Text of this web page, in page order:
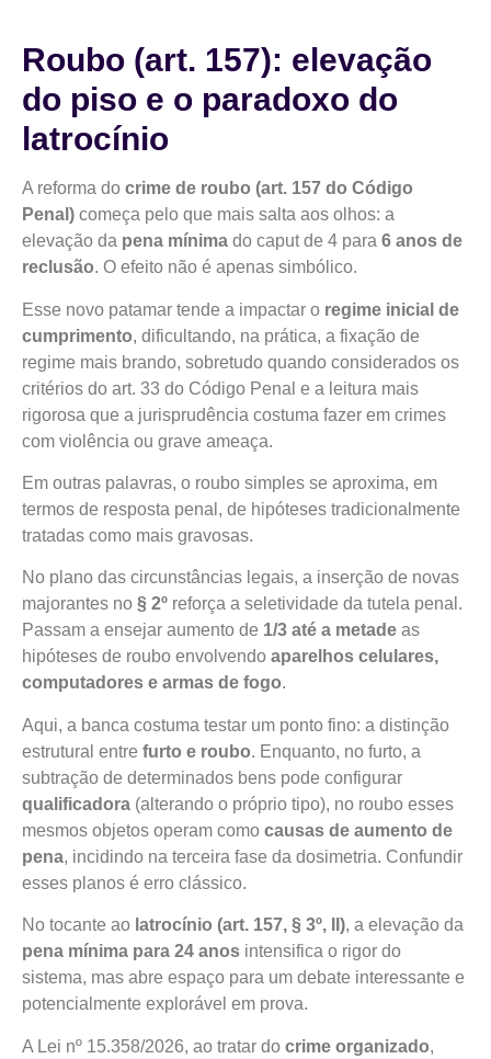
Roubo (art. 157): elevação
do piso e o paradoxo do
latrocínio
A reforma do crime de roubo (art. 157 do Código
Penal) começa pelo que mais salta aos olhos: a
elevação da pena mínima do caput de 4 para 6 anos de
reclusão. O efeito não é apenas simbólico.
Esse novo patamar tende a impactar o regime inicial de
cumprimento, dificultando, na prática, a fixação de
regime mais brando, sobretudo quando considerados os
critérios do art. 33 do Código Penal e a leitura mais
rigorosa que a jurisprudência costuma fazer em crimes
com violência ou grave ameaça.
Em outras palavras, o roubo simples se aproxima, em
termos de resposta penal, de hipóteses tradicionalmente
tratadas como mais gravosas.
No plano das circunstâncias legais, a inserção de novas
majorantes no § 2º reforça a seletividade da tutela penal.
Passam a ensejar aumento de 1/3 até a metade as
hipóteses de roubo envolvendo aparelhos celulares,
computadores e armas de fogo.
Aqui, a banca costuma testar um ponto fino: a distinção
estrutural entre furto e roubo. Enquanto, no furto, a
subtração de determinados bens pode configurar
qualificadora (alterando o próprio tipo), no roubo esses
mesmos objetos operam como causas de aumento de
pena, incidindo na terceira fase da dosimetria. Confundir
esses planos é erro clássico.
No tocante ao latrocínio (art. 157, § 3º, II), a elevação da
pena mínima para 24 anos intensifica o rigor do
sistema, mas abre espaço para um debate interessante e
potencialmente explorável em prova.
A Lei nº 15.358/2026, ao tratar do crime organizado,